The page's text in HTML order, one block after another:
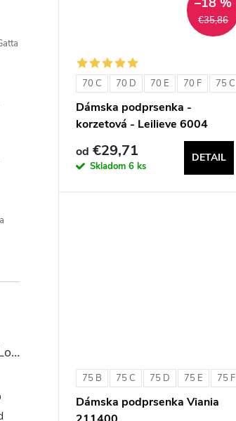
Dámska podprsenka - push-up - Lormar Miranda
€35,86
70 C 70 D 70 E 70 F 75 C
Dámska podprsenka -
korzetová - Leilieve 6004
od €29,71
Skladom 6 ks
DETAIL
75 B 75 C 75 D 75 E 75 F
Dámska podprsenka Viania